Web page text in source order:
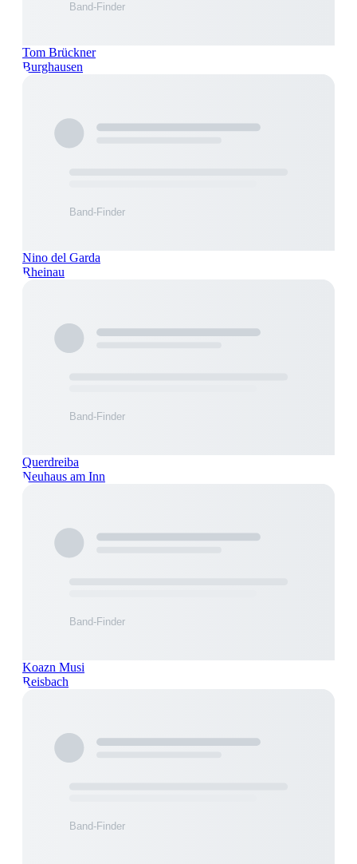
Tom Brückner
Burghausen
Nino del Garda
Rheinau
Querdreiba
Neuhaus am Inn
Koazn Musi
Reisbach